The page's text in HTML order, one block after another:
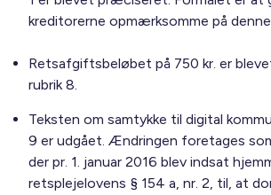
kreditorerne opmærksomme på
Retsafgiftsbeløbet på 750 kr. er
rubrik 8.
Teksten om samtykke til digital
9 er udgået. Ændringen foretages
der pr. 1. januar 2016 blev indsat
retsplejelovens § 154 a, nr. 2, til, at